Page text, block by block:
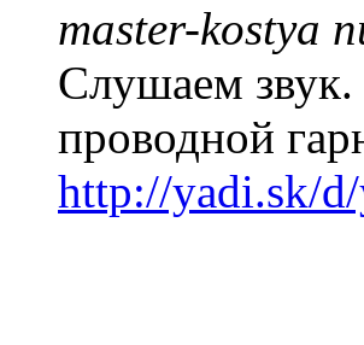
master-kostya
Слушаем звук.
проводной
http://yadi.sk/